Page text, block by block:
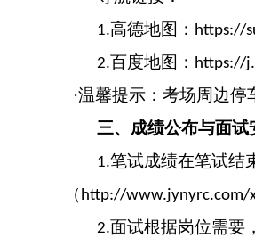
1.高德地图： https://
2.百度地图： https://
·温馨提示：考场周边
三、成绩公布与面试
1.笔试成绩在笔试结
（ http://www.jynyrc.com/
2.面试根据岗位需要